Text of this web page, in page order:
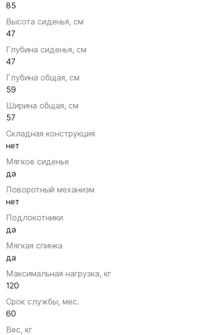
85
Высота сиденья, см
47
Глубина сиденья, см
47
Глубина общая, см
59
Ширина общая, см
57
Складная конструкция
нет
Мягкое сиденье
да
Поворотный механизм
нет
Подлокотники
да
Мягкая спинка
да
Максимальная нагрузка, кг
120
Срок службы, мес.
60
Вес, кг